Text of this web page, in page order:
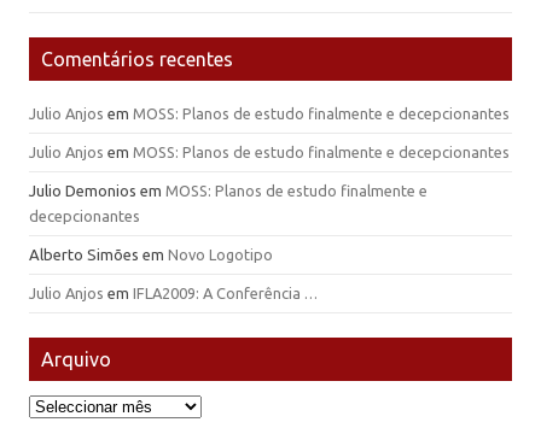
Comentários recentes
Julio Anjos em MOSS: Planos de estudo finalmente e decepcionantes
Julio Anjos em MOSS: Planos de estudo finalmente e decepcionantes
Julio Demonios em MOSS: Planos de estudo finalmente e
decepcionantes
Alberto Simões em Novo Logotipo
Julio Anjos em IFLA2009: A Conferência …
Arquivo
Arquivo